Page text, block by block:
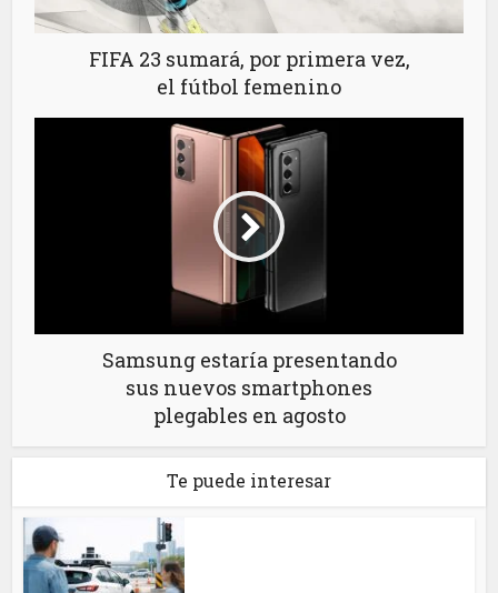
FIFA 23 sumará, por primera vez,
el fútbol femenino
Samsung estaría presentando
sus nuevos smartphones
plegables en agosto
Te puede interesar